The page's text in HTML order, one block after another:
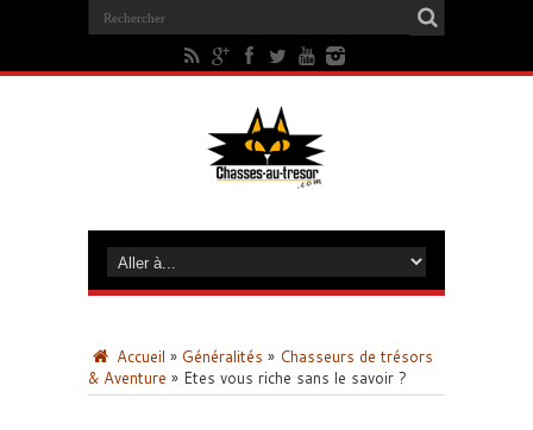
Accueil » Généralités » Chasseurs de trésors
& Aventure » Etes vous riche sans le savoir ?